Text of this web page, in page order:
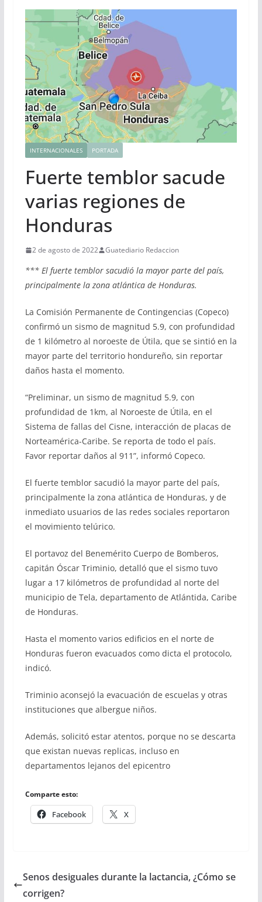
INTERNACIONALES PORTADA
Fuerte temblor sacude
varias regiones de
Honduras
2 de agosto de 2022 Guatediario Redaccion
*** El fuerte temblor sacudió la mayor parte del país,
principalmente la zona atlántica de Honduras.
La Comisión Permanente de Contingencias (Copeco)
confirmó un sismo de magnitud 5.9, con profundidad
de 1 kilómetro al noroeste de Útila, que se sintió en la
mayor parte del territorio hondureño, sin reportar
daños hasta el momento.
“Preliminar, un sismo de magnitud 5.9, con
profundidad de 1km, al Noroeste de Útila, en el
Sistema de fallas del Cisne, interacción de placas de
Norteamérica-Caribe. Se reporta de todo el país.
Favor reportar daños al 911”, informó Copeco.
El fuerte temblor sacudió la mayor parte del país,
principalmente la zona atlántica de Honduras, y de
inmediato usuarios de las redes sociales reportaron
el movimiento telúrico.
El portavoz del Benemérito Cuerpo de Bomberos,
capitán Óscar Triminio, detalló que el sismo tuvo
lugar a 17 kilómetros de profundidad al norte del
municipio de Tela, departamento de Atlántida, Caribe
de Honduras.
Hasta el momento varios edificios en el norte de
Honduras fueron evacuados como dicta el protocolo,
indicó.
Triminio aconsejó la evacuación de escuelas y otras
instituciones que albergue niños.
Además, solicitó estar atentos, porque no se descarta
que existan nuevas replicas, incluso en
departamentos lejanos del epicentro
Comparte esto:
Facebook X
Senos desiguales durante la lactancia, ¿Cómo se
corrigen?